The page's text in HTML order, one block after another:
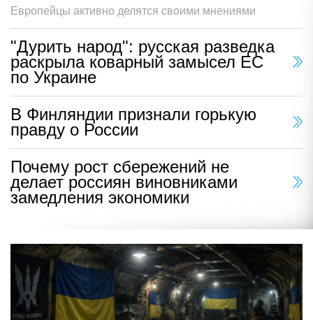
Европейцы активно делятся своими мнениями
"Дурить народ": русская разведка
раскрыла коварный замысел ЕС
по Украине
В Финляндии признали горькую
правду о России
Почему рост сбережений не
делает россиян виновниками
замедления экономики